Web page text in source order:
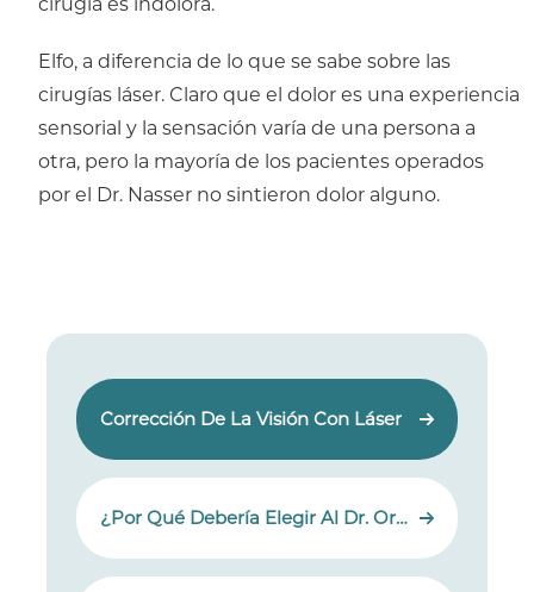
Corrección De La Visión Con Láser
¿Por Qué Debería Elegir Al Dr. Orwa Nasser Para Realizar La Corrección De La Visión Con Láser?
Elfo, a diferencia de lo que se sabe sobre las
cirugías láser. Claro que el dolor es una experiencia
sensorial y la sensación varía de una persona a
otra, pero la mayoría de los pacientes operados
por el Dr. Nasser no sintieron dolor alguno.